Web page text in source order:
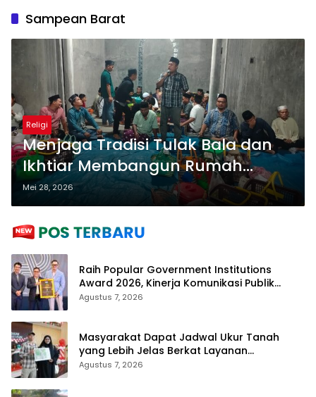
Sampean Barat
Religi
Menjaga Tradisi Tulak Bala dan
Ikhtiar Membangun Rumah
Ibadah di Sampean Barat
Mei 28, 2026
Raih Popular Government Institutions
Award 2026, Kinerja Komunikasi Publik
Kementerian ATR/BPN Kembali Diakui
Agustus 7, 2026
Masyarakat Dapat Jadwal Ukur Tanah
yang Lebih Jelas Berkat Layanan
Pengukuran Terjadwal
Agustus 7, 2026